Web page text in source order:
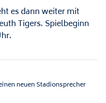
es dann weiter mit
Tigers. Spielbeginn
neuen Stadionsprecher